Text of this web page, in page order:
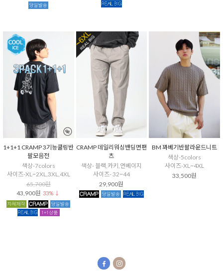
1+1+1 CRAMP 3기능쿨링반
팔모음전
색상-7colors
사이즈-XL~2XL,3XL,4XL
65,700원
43,900원 33% ↓
CRAMP 데일리워싱밴딩면팬
츠
색상- 블랙,카키,연베이지
사이즈- 32~44
29,900원
BM 꽈베기반팔라운드니트
색상-5colors
사이즈-XL~4XL
33,500원